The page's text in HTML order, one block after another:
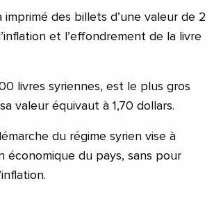
imprimé des billets d’une valeur de 2
et l’effondrement de la livre
livres syriennes, est le plus gros
valeur équivaut à 1,70 dollars.
du régime syrien vise à
économique du pays, sans pour